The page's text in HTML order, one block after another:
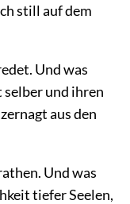
still auf dem
Und was
selber und ihren
aus den
Und was
tiefer Seelen,